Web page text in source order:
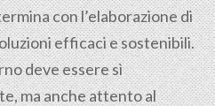
con l’elaborazione di
efficaci e sostenibili.
deve essere sì
ma anche attento al